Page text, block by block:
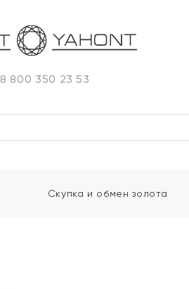
8 800 350 23 53
Скупка и обмен золота